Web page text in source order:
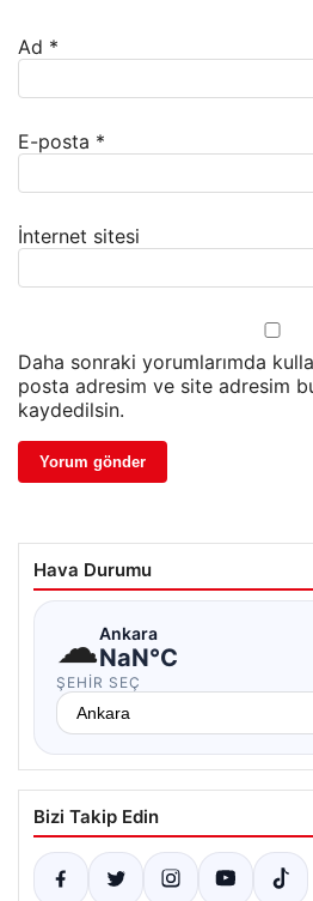
Ad *
E-posta *
İnternet sitesi
Daha sonraki yorumlarımda
posta adresim ve site adresim
kaydedilsin.
Hava Durumu
☁Ankara
NaN°C
ŞEHIR SEÇ
Bizi Takip Edin